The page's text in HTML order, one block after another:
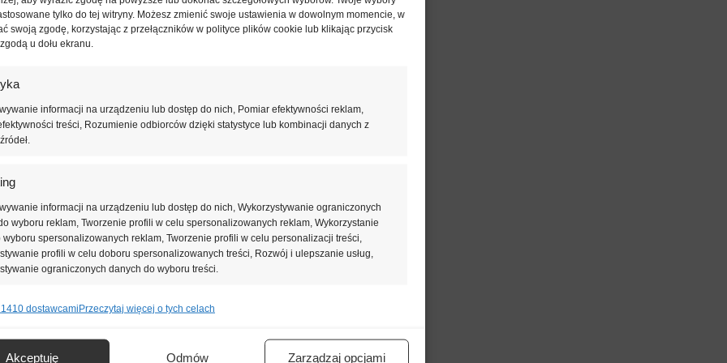
tylko do tej witryny. Możesz zmienić swoje ustawienia w dowolnym momencie, w
swoją zgodę, korzystając z przełączników w polityce plików cookie lub klikając przycisk
u dołu ekranu.
informacji na urządzeniu lub dostęp do nich, Pomiar efektywności reklam,
treści, Rozumienie odbiorców dzięki statystyce lub kombinacji danych z
informacji na urządzeniu lub dostęp do nich, Wykorzystywanie ograniczonych
wyboru reklam, Tworzenie profili w celu spersonalizowanych reklam, Wykorzystanie
wyboru spersonalizowanych reklam, Tworzenie profili w celu personalizacji treści,
profili w celu doboru spersonalizowanych treści, Rozwój i ulepszanie usług,
ograniczonych danych do wyboru treści.
i łączenie danych z innych źródeł, Łączenie różnych urządzeń,
urządzeń na podstawie informacji przesyłanych automatycznie.
dostawcami Przeczytaj więcej o tych celach
Akceptuję Odmów Zarządzaj opcjami
[BSO])
mm
(głębokość frezu – 15 mm)
[W/(m.K)]